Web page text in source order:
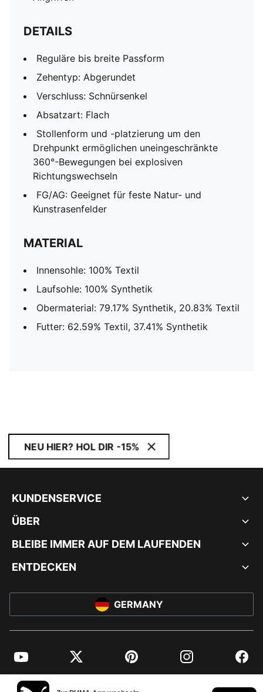
DETAILS
Reguläre bis breite Passform
Zehentyp: Abgerundet
Verschluss: Schnürsenkel
Absatzart: Flach
Stollenform und -platzierung um den
Drehpunkt ermöglichen uneingeschränkte
360°-Bewegungen bei explosiven
Richtungswechseln
FG/AG: Geeignet für feste Natur- und
Kunstrasenfelder
MATERIAL
Innensohle: 100% Textil
Laufsohle: 100% Synthetik
Obermaterial: 79.17% Synthetik, 20.83% Textil
Futter: 62.59% Textil, 37.41% Synthetik
NEU HIER? HOL DIR -15%
KUNDENSERVICE
ÜBER
BLEIBE IMMER AUF DEM LAUFENDEN
ENTDECKEN
GERMANY
YouTube Twitter Pinterest Instagram
© PUMA EUROPE GMBH, 2026. ALLE RECHTE VORBEHALTEN